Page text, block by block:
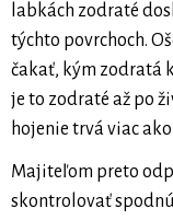
labkách zodraté
týchto povrchoch.
čakať, kým zodratá
je to zodraté až po
hojenie trvá viac ako
Majiteľom preto
skontrolovať